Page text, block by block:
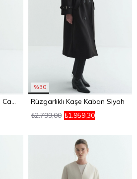
%30
Rüzgarlıklı Kaşe Kaban Siyah
₺1.959,30
₺2.799,00